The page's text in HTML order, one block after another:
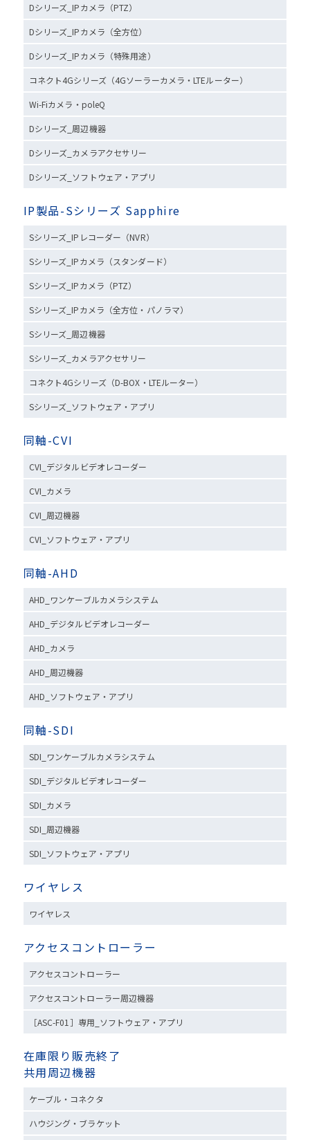
Dシリーズ_IPカメラ（PTZ）
Dシリーズ_IPカメラ（全方位）
Dシリーズ_IPカメラ（特殊用途）
コネクト4Gシリーズ（4Gソーラーカメラ・LTEルーター）
Wi-Fiカメラ・poleQ
Dシリーズ_周辺機器
Dシリーズ_カメラアクセサリー
Dシリーズ_ソフトウェア・アプリ
IP製品-Sシリーズ Sapphire
Sシリーズ_IPレコーダー（NVR）
Sシリーズ_IPカメラ（スタンダード）
Sシリーズ_IPカメラ（PTZ）
Sシリーズ_IPカメラ（全方位・パノラマ）
Sシリーズ_周辺機器
Sシリーズ_カメラアクセサリー
コネクト4Gシリーズ（D-BOX・LTEルーター）
Sシリーズ_ソフトウェア・アプリ
同軸-CVI
CVI_デジタルビデオレコーダー
CVI_カメラ
CVI_周辺機器
CVI_ソフトウェア・アプリ
同軸-AHD
AHD_ワンケーブルカメラシステム
AHD_デジタルビデオレコーダー
AHD_カメラ
AHD_周辺機器
AHD_ソフトウェア・アプリ
同軸-SDI
SDI_ワンケーブルカメラシステム
SDI_デジタルビデオレコーダー
SDI_カメラ
SDI_周辺機器
SDI_ソフトウェア・アプリ
ワイヤレス
ワイヤレス
アクセスコントローラー
アクセスコントローラー
アクセスコントローラー周辺機器
［ASC-F01］専用_ソフトウェア・アプリ
在庫限り販売終了
共用周辺機器
ケーブル・コネクタ
ハウジング・ブラケット